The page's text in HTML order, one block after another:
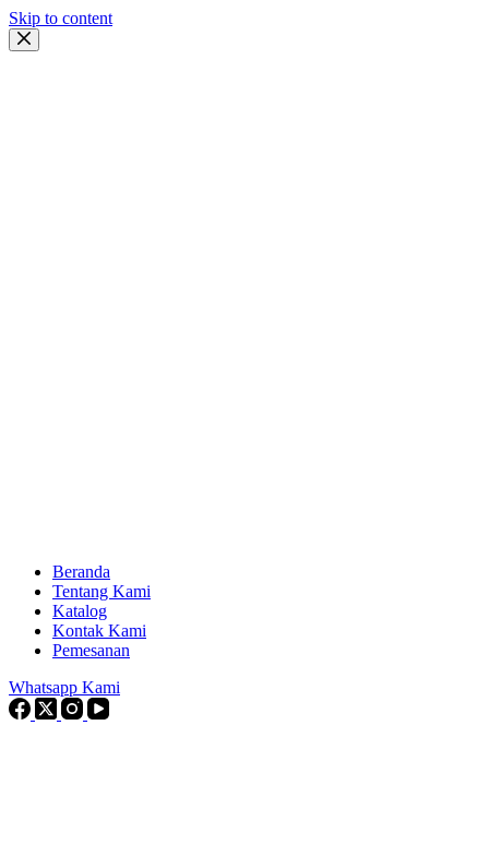
Skip to content
Beranda
Tentang Kami
Katalog
Kontak Kami
Pemesanan
Whatsapp Kami